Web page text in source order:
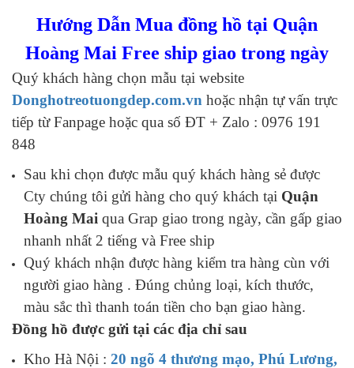
Hướng Dẫn Mua đồng hồ tại Quận
Hoàng Mai Free ship giao trong ngày
Quý khách hàng chọn mẫu tại website
Donghotreotuongdep.com.vn hoặc nhận tự vấn trực
tiếp từ Fanpage hoặc qua số ĐT + Zalo : 0976 191
848
Sau khi chọn được mẫu quý khách hàng sẻ được
Cty chúng tôi gửi hàng cho quý khách tại Quận
Hoàng Mai qua Grap giao trong ngày, cần gấp giao
nhanh nhất 2 tiếng và Free ship
Quý khách nhận được hàng kiểm tra hàng cùn với
người giao hàng . Đúng chủng loại, kích thước,
màu sắc thì thanh toán tiền cho bạn giao hàng.
Đồng hồ được gửi tại các địa chỉ sau
Kho Hà Nội : 20 ngõ 4 thương mạo, Phú Lương,